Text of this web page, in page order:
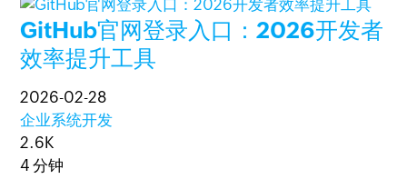
GitHub官网登录入口：2026开发者
效率提升工具
2026-02-28
企业系统开发
2.6K
4 分钟